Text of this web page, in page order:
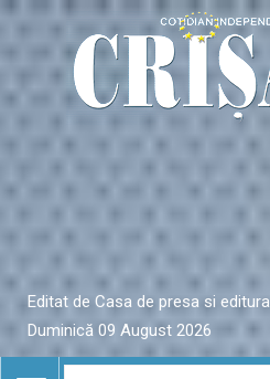
Editat de Casa de presa si
Duminică 09 August 2026